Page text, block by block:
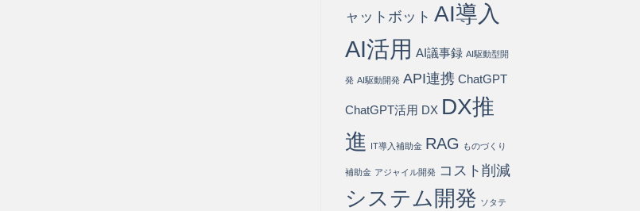
ト
80%
削
減
実
す
法
ャットボット AI導入
AI活用 AI議事録 AI駆動型開
発 AI駆動開発 API連携 ChatGPT
ChatGPT活用 DX DX推
進
IT導入補助金 RAG ものづくり
補助金 アジャイル開発 コスト削減
システム開発 ソタテ